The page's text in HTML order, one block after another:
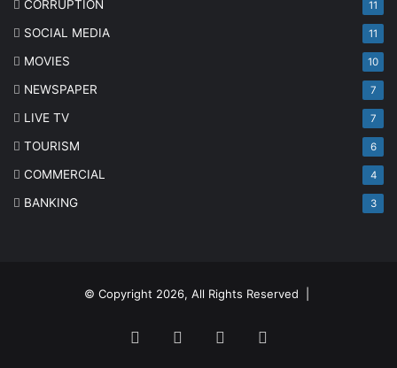
CORRUPTION 11
SOCIAL MEDIA 11
MOVIES 10
NEWSPAPER 7
LIVE TV 7
TOURISM 6
COMMERCIAL 4
BANKING 3
© Copyright 2026, All Rights Reserved |
FacebookTwitter YouTube